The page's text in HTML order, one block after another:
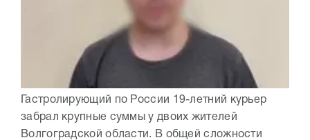
Гастролирующий по России 19-летний курьер
забрал крупные суммы у двоих жителей
Волгоградской области. В общей сложности